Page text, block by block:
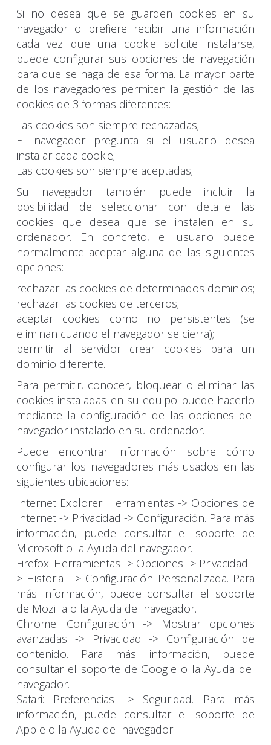
Si no desea que se guarden cookies en su
navegador o prefiere recibir una información
cada vez que una cookie solicite instalarse,
puede configurar sus opciones de navegación
para que se haga de esa forma. La mayor parte
de los navegadores permiten la gestión de las
cookies de 3 formas diferentes:
Las cookies son siempre rechazadas;
El navegador pregunta si el usuario desea
instalar cada cookie;
Las cookies son siempre aceptadas;
Su navegador también puede incluir la
posibilidad de seleccionar con detalle las
cookies que desea que se instalen en su
ordenador. En concreto, el usuario puede
normalmente aceptar alguna de las siguientes
opciones:
rechazar las cookies de determinados dominios;
rechazar las cookies de terceros;
aceptar cookies como no persistentes (se
eliminan cuando el navegador se cierra);
permitir al servidor crear cookies para un
dominio diferente.
Para permitir, conocer, bloquear o eliminar las
cookies instaladas en su equipo puede hacerlo
mediante la configuración de las opciones del
navegador instalado en su ordenador.
Puede encontrar información sobre cómo
configurar los navegadores más usados en las
siguientes ubicaciones:
Internet Explorer: Herramientas -> Opciones de
Internet -> Privacidad -> Configuración. Para más
información, puede consultar el soporte de
Microsoft o la Ayuda del navegador.
Firefox: Herramientas -> Opciones -> Privacidad -
> Historial -> Configuración Personalizada. Para
más información, puede consultar el soporte
de Mozilla o la Ayuda del navegador.
Chrome: Configuración -> Mostrar opciones
avanzadas -> Privacidad -> Configuración de
contenido. Para más información, puede
consultar el soporte de Google o la Ayuda del
navegador.
Safari: Preferencias -> Seguridad. Para más
información, puede consultar el soporte de
Apple o la Ayuda del navegador.